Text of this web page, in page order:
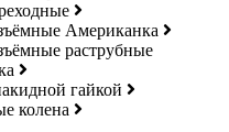
Американка
раструбные
гайкой
колена